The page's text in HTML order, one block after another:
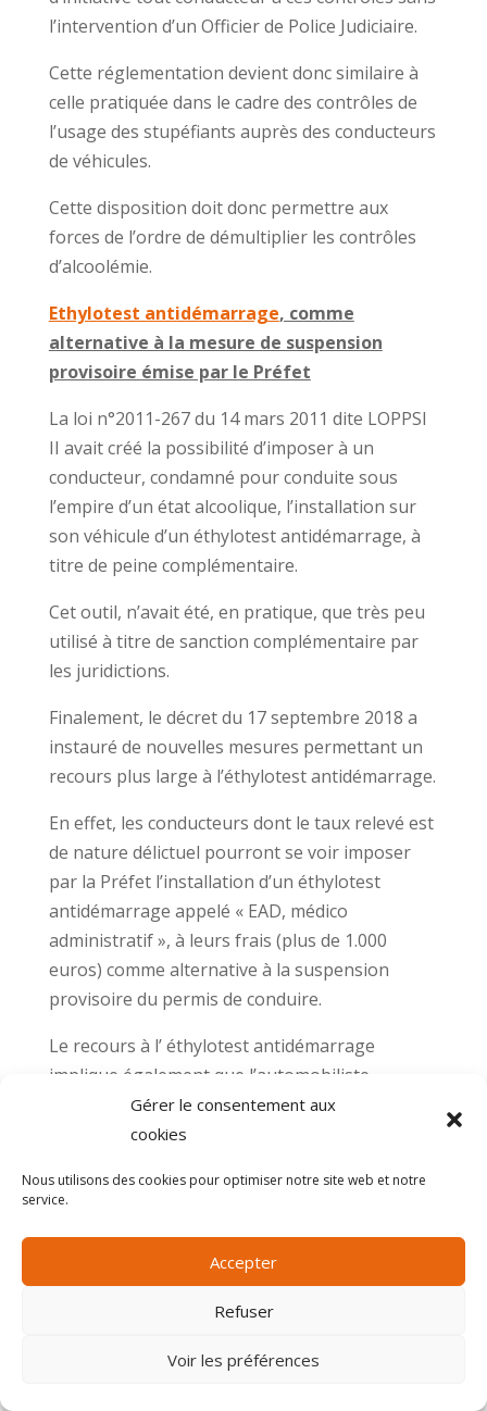
Gérer le consentement aux
cookies
Nous utilisons des cookies pour optimiser notre site web et notre
service.
Accepter
Refuser
Voir les préférences
l’intervention d’un Officier de Police Judiciaire.
Cette réglementation devient donc similaire à
celle pratiquée dans le cadre des contrôles de
l’usage des stupéfiants auprès des conducteurs
de véhicules.
Cette disposition doit donc permettre aux
forces de l’ordre de démultiplier les contrôles
d’alcoolémie.
Ethylotest antidémarrage, comme
alternative à la mesure de suspension
provisoire émise par le Préfet
La loi n°2011-267 du 14 mars 2011 dite LOPPSI
II avait créé la possibilité d’imposer à un
conducteur, condamné pour conduite sous
l’empire d’un état alcoolique, l’installation sur
son véhicule d’un éthylotest antidémarrage, à
titre de peine complémentaire.
Cet outil, n’avait été, en pratique, que très peu
utilisé à titre de sanction complémentaire par
les juridictions.
Finalement, le décret du 17 septembre 2018 a
instauré de nouvelles mesures permettant un
recours plus large à l’éthylotest antidémarrage.
En effet, les conducteurs dont le taux relevé est
de nature délictuel pourront se voir imposer
par la Préfet l’installation d’un éthylotest
antidémarrage appelé « EAD, médico
administratif », à leurs frais (plus de 1.000
euros) comme alternative à la suspension
provisoire du permis de conduire.
Le recours à l’ éthylotest antidémarrage
implique également que l’automobiliste
effectue un suivi médico-psychologique dans
une consultation d’addictologie.
Cette mesure est applicable sur une période
maximale de 6 mois et a pour avantage de
permettre de continuer à conduire et de
conserver son activité professionnelle tout en
Des tests ont été réalisés, dans un premier